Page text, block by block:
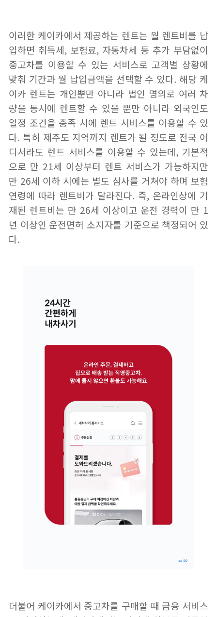
이러한 케이카에서 제공하는 렌트는 월 렌트비를 납
입하면 취득세, 보험료, 자동차세 등 추가 부담없이
중고차를 이용할 수 있는 서비스로 고객별 상황에
맞춰 기간과 월 납입금액을 선택할 수 있다. 해당 케
이카 렌트는 개인뿐만 아니라 법인 명의로 여러 차
량을 동시에 렌트할 수 있을 뿐만 아니라 외국인도
일정 조건을 충족 시에 렌트 서비스를 이용할 수 있
다. 특히 제주도 지역까지 렌트가 될 정도로 전국 어
디서라도 렌트 서비스를 이용할 수 있는데, 기본적
으로 만 21세 이상부터 렌트 서비스가 가능하지만
만 26세 이하 시에는 별도 심사를 거쳐야 하며 보험
연령에 따라 렌트비가 달라진다. 즉, 온라인상에 기
재된 렌트비는 만 26세 이상이고 운전 경력이 만 1
년 이상인 운전면허 소지자를 기준으로 책정되어 있
다.
더불어 케이카에서 중고차를 구매할 때 금융 서비스